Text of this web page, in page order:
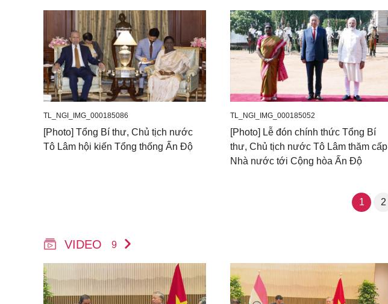
TL_NGI_IMG_000185086
[Photo] Tổng Bí thư, Chủ tịch nước
Tô Lâm hội kiến Tổng thống Ấn Độ
TL_NGI_IMG_000185052
[Photo] Lễ đón chính thức Tổng Bí
thư, Chủ tịch nước Tô Lâm thăm cấp
Nhà nước tới Cộng hòa Ấn Độ
1 2
VIDEO 9